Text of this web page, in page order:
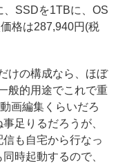
、SSDを1TBに、OS
格は287,940円(税
けの構成なら、ほぼ
般的用途でこれで重
画編集くらいだろ
足りるだろうが、
も自宅から行なっ
時起動するので、